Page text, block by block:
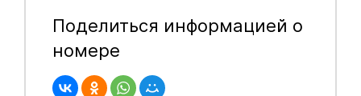
Поделиться информацией о
номере